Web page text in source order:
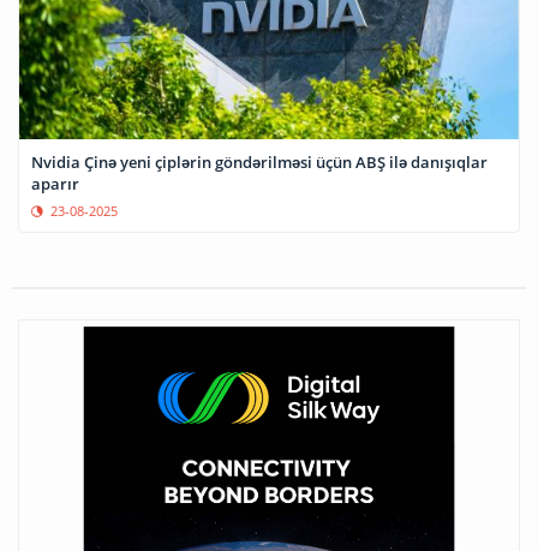
Nvidia Çinə yeni çiplərin göndərilməsi üçün ABŞ ilə danışıqlar
aparır
23-08-2025